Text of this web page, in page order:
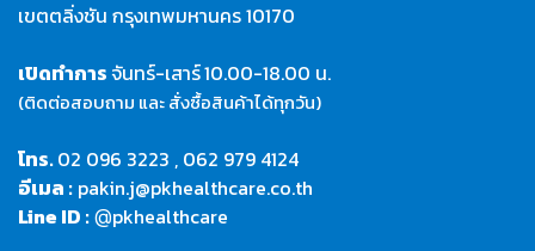
เขตตลิ่งชัน กรุงเทพมหานคร 10170
เปิดทำการจันทร์-เสาร์10.00-18.00 น.
(ติดต่อสอบถาม และ สั่งซื้อสินค้าได้ทุกวัน)
โทร.02 096 3223 , 062 979 4124
อีเมล : pakin.j@pkhealthcare.co.th
Line ID : @pkhealthcare